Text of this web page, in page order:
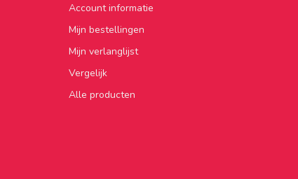
Account informatie
Mijn bestellingen
Mijn verlanglijst
Vergelijk
Alle producten